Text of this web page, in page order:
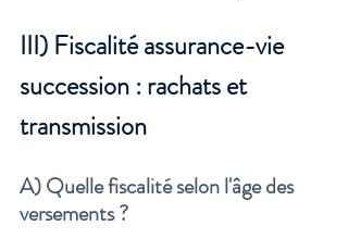
III) Fiscalité assurance-vie
succession : rachats et
transmission
A) Quelle fiscalité selon l'âge des
versements ?